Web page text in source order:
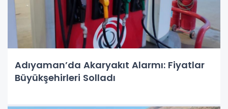
Adıyaman’da Akaryakıt Alarmı: Fiyatlar
Büyükşehirleri Solladı